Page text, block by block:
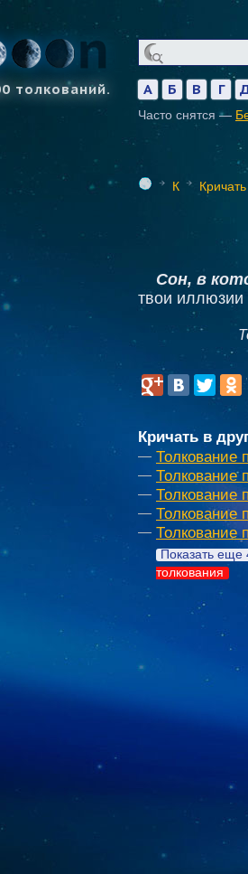
толкований. А Б В Г
Часто снятся —
К Кричать
Сон, в
твои иллюзии
Кричать в
Толкование
Толкование
Толкование
Толкование
Толкование
Показать еще
толкования